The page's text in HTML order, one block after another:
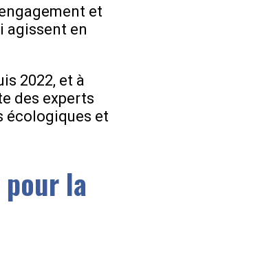
et
agissent en
2022, et à
des experts
écologiques et
la